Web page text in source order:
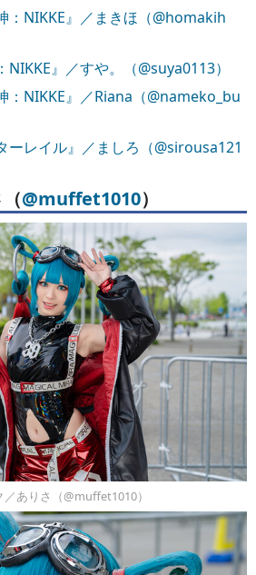
：NIKKE』／まきほ（@homakih
』／すや。（@suya0113）
：NIKKE』／Riana（@nameko_bu
ーレイル』／ましろ（@sirousa121
@muffet1010）
ありさ（@muffet1010）